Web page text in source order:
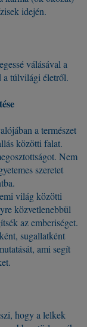
idején.
válásával a
a túlvilági életről.
a természet
közötti falat.
Nem
szeretet
világ közötti
közvetlenebbül
az emberiséget.
sugallatként
ami segít
hogy a lelkek